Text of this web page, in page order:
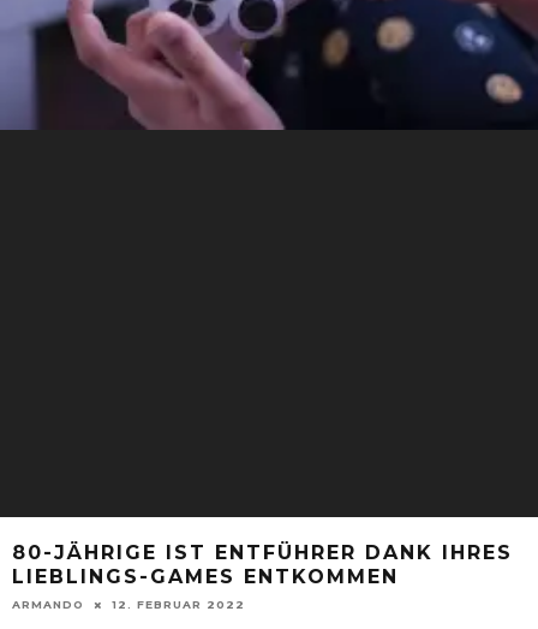
80-JÄHRIGE IST ENTFÜHRER DANK IHRES
LIEBLINGS-GAMES ENTKOMMEN
ARMANDO 12. FEBRUAR 2022